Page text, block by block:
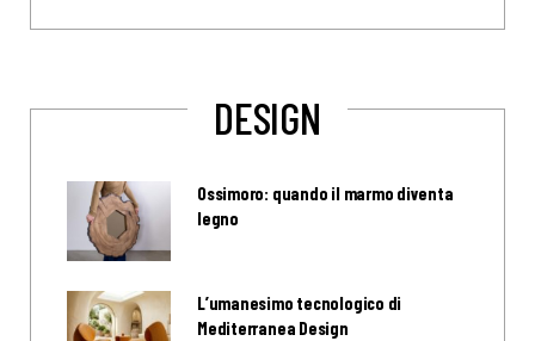
DESIGN
Ossimoro: quando il marmo diventa
legno
L’umanesimo tecnologico di
Mediterranea Design